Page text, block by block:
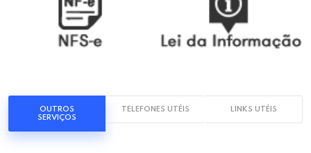
OUTROS
SERVIÇOS
TELEFONES UTÉIS LINKS UTÉIS